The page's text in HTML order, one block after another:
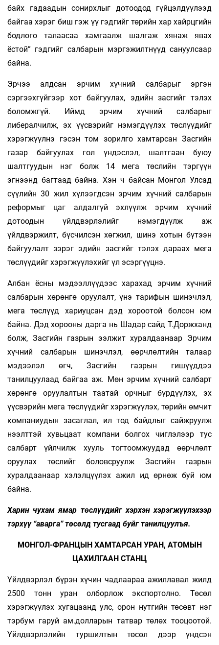
байх гадаадын сонирхлыг дотоодод гүйцэлдүүлээд
байгаа хэрэг биш гэж үү гэдгийг төрийн хар хайрцгийн
бодлого талаасаа хамгаалж шалгаж хянаж явах
ёстой” гэдгийг салбарын мэргэжилтнүүд сануулсаар
байна.
Эрчээ алдсан эрчим хүчний салбарыг эргэн
сэргээхгүйгээр хот байгуулах, эдийн засгийг тэлэх
боломжгүй. Иймд эрчим хүчний салбарыг
либералчилж, эх үүсвэрийг нэмэгдүүлэх төслүүдийг
хэрэгжүүлнэ гэсэн том зорилго хамтарсан Засгийн
газар байгуулах гол үндэслэл, шалтгаан буюу
шалтгуудын нэг болж 14 мега төслийн тэргүүн
эгнээнд багтаад байна. Хэн ч байсан Монгол Улсад
сүүлийн 30 жил хүлээгдсэн эрчим хүчний салбарын
реформыг цаг алдалгүй эхлүүлж эрчим хүчний
дотоодын үйлдвэрлэлийг нэмэгдүүлж аж
үйлдвэржилт, бүсчилсэн хөгжил, шинэ хотын бүтээн
байгуулалт зэрэг эдийн засгийг тэлэх дараах мега
төслүүдийг хэрэгжүүлэхийг үл эсэргүүцнэ.
Албан ёсны мэдээллүүдээс харахад эрчим хүчний
салбарын хөрөнгө оруулалт, үнэ тарифын шинэчлэл,
мега төслүүд хариуцсан дэд хороотой болсон юм
байна. Дэд хорооны дарга нь Шадар сайд Т.Доржханд
болж, Засгийн газрын ээлжит хуралдаанаар Эрчим
хүчний салбарын шинэчлэл, өөрчлөлтийн талаар
мэдээлэл өгч, Засгийн газрын гишүүддээ
танилцуулаад байгаа аж. Мөн эрчим хүчний салбарт
хөрөнгө оруулалтын таатай орчныг бүрдүүлэх, эх
үүсвэрийн мега төслүүдийг хэрэгжүүлэх, төрийн өмчит
компаниудын засаглал, ил тод байдлыг сайжруулж
нээлттэй хувьцаат компани болгох чиглэлээр тус
салбарт үйлчилж хууль тогтоомжуудад өөрчлөлт
оруулах төслийг боловсруулж Засгийн газрын
хуралдаанаар хэлэлцүүлэх ажил ид өрнөж буй юм
байна.
Харин чухам ямар төслүүдийг хэрхэн хэрэгжүүлэхээр
тэрхүү “аварга” төсөлд тусгаад буйг танилцуулъя.
МОНГОЛ-ФРАНЦЫН ХАМТАРСАН УРАН, АТОМЫН
ЦАХИЛГААН СТАНЦ
Үйлдвэрлэл бүрэн хүчин чадлаараа ажиллавал жилд
2500 тонн уран олборлож экспортолно. Төсөл
хэрэгжүүлэх хугацаанд улс, орон нутгийн төсөвт нэг
тэрбум гаруй ам.долларын татвар төлөх тооцоотой.
Үйлдвэрлэлийн туршилтын төсөл дээр үндсэн